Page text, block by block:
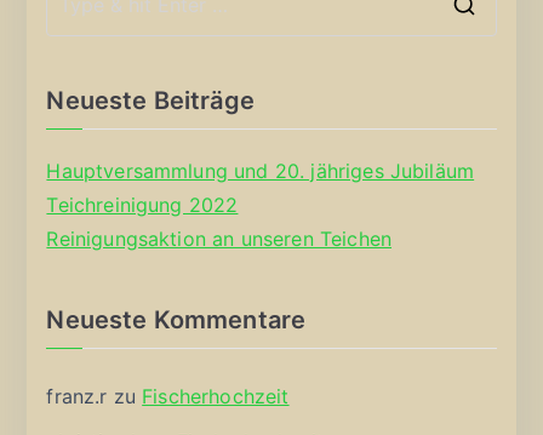
Neueste Beiträge
Hauptversammlung und 20. jähriges Jubiläum
Teichreinigung 2022
Reinigungsaktion an unseren Teichen
Neueste Kommentare
franz.r zu Fischerhochzeit